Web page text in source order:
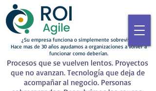
¿Su empresa funciona o simplemente sobrevive?
Hace mas de 30 años ayudamos a organizaciones a volver a
funcionar como deberían.
Procesos que se vuelven lentos. Proyectos
que no avanzan. Tecnología que deja de
acompañar al negocio. Personas